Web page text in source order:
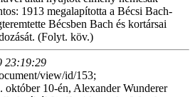
1913 megalapította a Bécsi Bach-
Bécsben Bach és kortársai
(Folyt. köv.)
23:19:29
view/id/153;
október 10-én, Alexander Wunderer